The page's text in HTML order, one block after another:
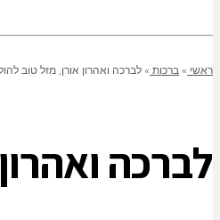
ראשי » ברכות » לברכה ואהרון אורן, מזל טוב
לברכה